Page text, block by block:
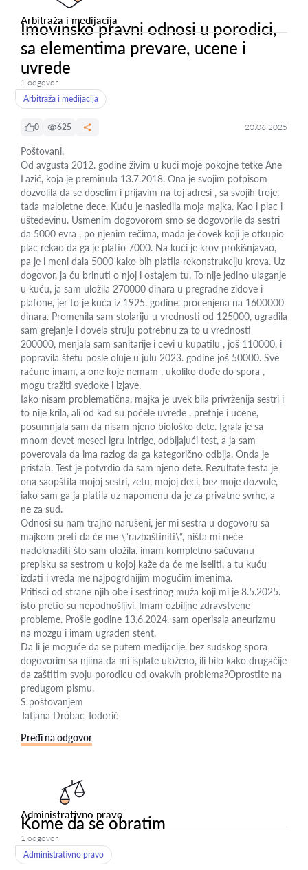
Arbitraža i medijacija
Imovinsko pravni odnosi u porodici,
sa elementima prevare, ucene i
uvrede
1 odgovor
Arbitraža i medijacija
0 625 20.06.2025
Poštovani,
Od avgusta 2012. godine živim u kući moje pokojne tetke Ane
Lazić, koja je preminula 13.7.2018. Ona je svojim potpisom
dozvolila da se doselim i prijavim na toj adresi , sa svojih troje,
tada maloletne dece. Kuću je nasledila moja majka. Kao i plac i
ušteđevinu. Usmenim dogovorom smo se dogovorile da sestri
da 5000 evra , po njenim rečima, mada je čovek koji je otkupio
plac rekao da ga je platio 7000. Na kući je krov prokišnjavao,
pa je i meni dala 5000 kako bih platila rekonstrukciju krova. Uz
dogovor, ja ću brinuti o njoj i ostajem tu. To nije jedino ulaganje
u kuću, ja sam uložila 270000 dinara u pregradne zidove i
plafone, jer to je kuća iz 1925. godine, procenjena na 1600000
dinara. Promenila sam stolariju u vrednosti od 125000, ugradila
sam grejanje i dovela struju potrebnu za to u vrednosti
200000, menjala sam sanitarije i cevi u kupatilu , još 110000, i
popravila štetu posle oluje u julu 2023. godine još 50000. Sve
račune imam, a one koje nemam , ukoliko dođe do spora ,
mogu tražiti svedoke i izjave.
Iako nisam problematična, majka je uvek bila privrženija sestri i
to nije krila, ali od kad su počele uvrede , pretnje i ucene,
posumnjala sam da nisam njeno biološko dete. Igrala je sa
mnom devet meseci igru intrige, odbijajući test, a ja sam
poverovala da ima razlog da ga kategorično odbija. Onda je
pristala. Test je potvrdio da sam njeno dete. Rezultate testa je
ona saopštila mojoj sestri, zetu, mojoj deci, bez moje dozvole,
iako sam ga ja platila uz napomenu da je za privatne svrhe, a
ne za sud.
Odnosi su nam trajno narušeni, jer mi sestra u dogovoru sa
majkom preti da će me \“razbaštiniti\“, ništa mi neće
nadoknaditi što sam uložila. imam kompletno sačuvanu
prepisku sa sestrom u kojoj kaže da će me iseliti, a tu kuću
izdati i vređa me najpogrdnijim mogućim imenima.
Pritisci od strane njih obe i sestrinog muža koji mi je 8.5.2025.
isto pretio su nepodnošljivi. Imam ozbiljne zdravstvene
probleme. Prošle godine 13.6.2024. sam operisala aneurizmu
na mozgu i imam ugrađen stent.
Da li je moguće da se putem medijacije, bez sudskog spora
dogovorim sa njima da mi isplate uloženo, ili bilo kako drugačije
da zaštitim svoju porodicu od ovakvih problema?Oprostite na
predugom pismu.
S poštovanjem
Tatjana Drobac Todorić
Pređi na odgovor
Administrativno pravo
Kome da se obratim
1 odgovor
Administrativno pravo